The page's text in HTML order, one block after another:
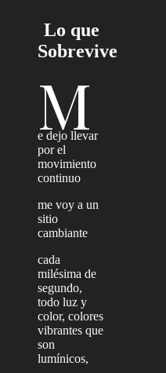
Lo que
Sobrevive
M
e dejo llevar
por el
movimiento
continuo
me voy a un
sitio
cambiante
cada
milésima de
segundo,
todo luz y
color, colores
vibrantes que
son
lumínicos,